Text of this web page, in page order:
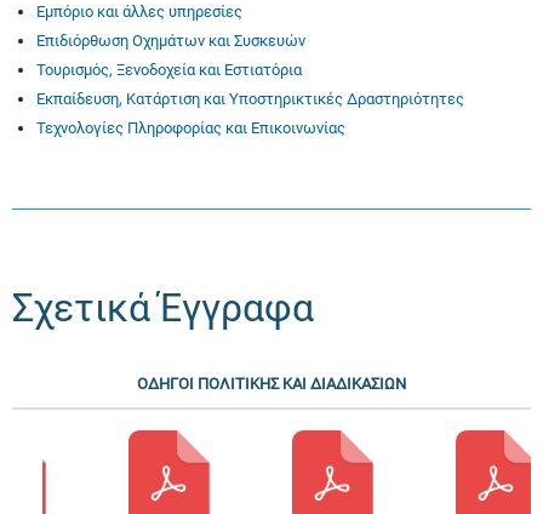
Εμπόριο και άλλες υπηρεσίες
Επιδιόρθωση Οχημάτων και Συσκευών
Τουρισμός, Ξενοδοχεία και Εστιατόρια
Εκπαίδευση, Κατάρτιση και Υποστηρικτικές Δραστηριότητες
Τεχνολογίες Πληροφορίας και Επικοινωνίας
Σχετικά Έγγραφα
ΟΔΗΓΟΙ ΠΟΛΙΤΙΚΗΣ ΚΑΙ ΔΙΑΔΙΚΑΣΙΩΝ